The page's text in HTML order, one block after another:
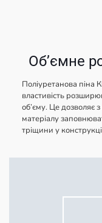
Об’ємне
Поліуретанова піна
властивість
об’єму. Це дозволяє
матеріалу
тріщини у